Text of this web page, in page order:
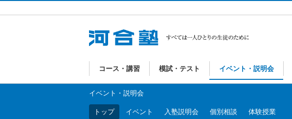
コース・講習 模試・テスト イベント・説明会
イベント・説明会
トップ イベント 入塾説明会 個別相談 体験授業